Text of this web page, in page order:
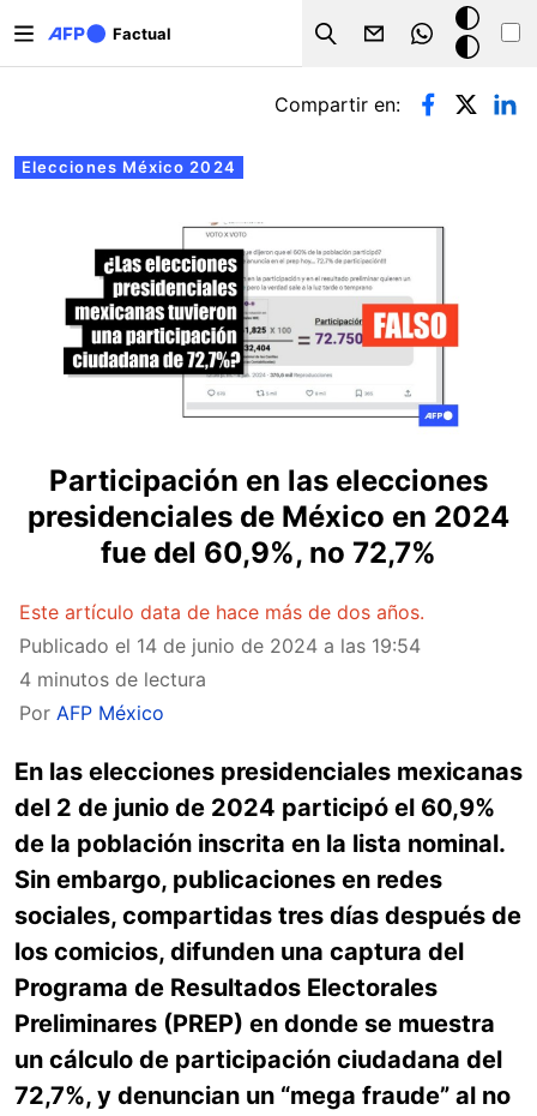
Factual
Search
Modo
oscuro
Solapas principales
Elecciones México 2024
Compartir en:
Participación en las elecciones
presidenciales de México en 2024
fue del 60,9%, no 72,7%
Este artículo data de hace más de dos años.
Publicado el 14 de junio de 2024 a las 19:54
4 minutos de lectura
Por AFP México
En las elecciones presidenciales mexicanas
del 2 de junio de 2024 participó el 60,9%
de la población inscrita en la lista nominal.
Sin embargo, publicaciones en redes
sociales, compartidas tres días después de
los comicios, difunden una captura del
Programa de Resultados Electorales
Preliminares (PREP) en donde se muestra
un cálculo de participación ciudadana del
72,7%, y denuncian un “mega fraude” al no